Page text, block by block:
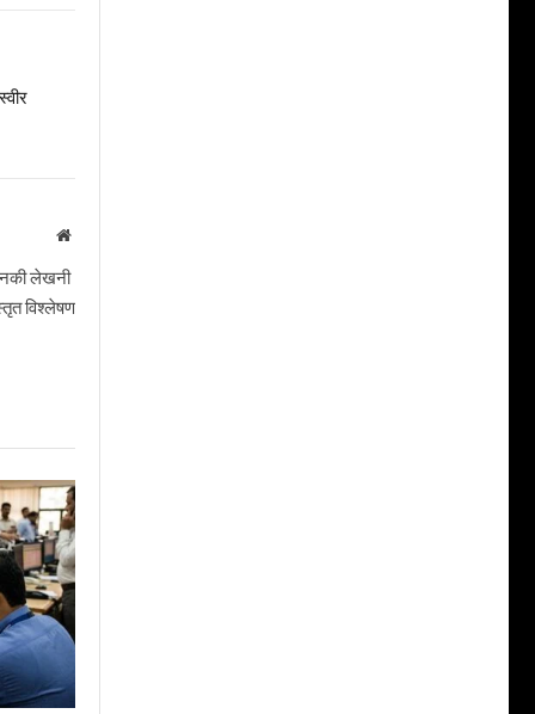
Website
लेखनी
विश्लेषण